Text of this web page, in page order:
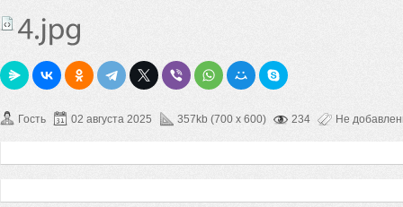
Гость 02 августа 2025 357kb (700 x 600) 234 Не